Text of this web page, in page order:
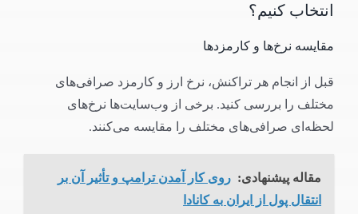
انتخاب کنیم؟
مقایسه نرخ‌ها و کارمزدها
قبل از انجام هر تراکنش، نرخ ارز و کارمزد صرافی‌های
مختلف را بررسی کنید. برخی از وب‌سایت‌ها نرخ‌های
لحظه‌ای صرافی‌های مختلف را مقایسه می‌کنند.
مقاله پیشنهادی: روی کار آمدن ترامپ و تأثیر آن بر
انتقال پول از ایران به کانادا